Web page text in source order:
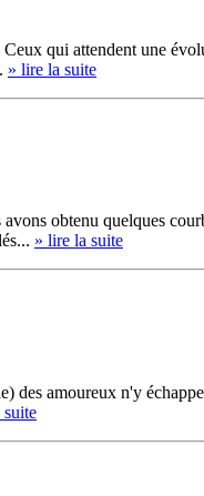
qui attendent une
» lire la suite
obtenu quelques
» lire la suite
des amoureux n'y
suite